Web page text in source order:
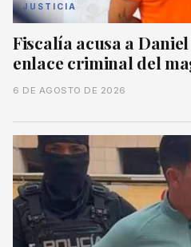
JUSTICIA
Fiscalía acusa a
enlace criminal del
6 DE AGOSTO DE 2026